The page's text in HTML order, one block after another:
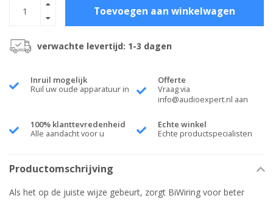
Toevoegen aan winkelwagen
verwachte levertijd: 1-3 dagen
Inruil mogelijk
Ruil uw oude apparatuur in
Offerte
Vraag via
info@audioexpert.nl aan
100% klanttevredenheid
Alle aandacht voor u
Echte winkel
Echte productspecialisten
Productomschrijving
Als het op de juiste wijze gebeurt, zorgt BiWiring voor beter